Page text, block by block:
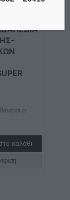
ο
καλάθι